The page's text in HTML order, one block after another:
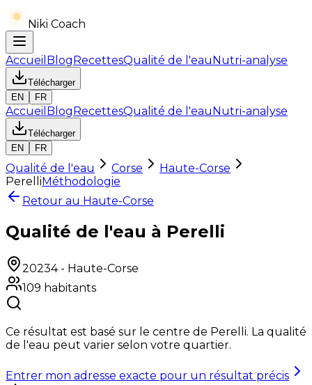
Niki Coach
Accueil BlogRecettesQualité de l'eauNutri-analyse
Télécharger
EN
FR
Accueil BlogRecettesQualité de l'eauNutri-analyse
Télécharger
EN
FR
Qualité de l'eau Corse
Haute-Corse
PerelliMéthodologie
Retour au Haute-Corse
Qualité de l'eau à Perelli
20234- Haute-Corse
109 habitants
Ce résultat est basé sur le centre de Perelli. La qualité
de l'eau peut varier selon votre quartier.
Entrer mon adresse exacte pour un résultat précis